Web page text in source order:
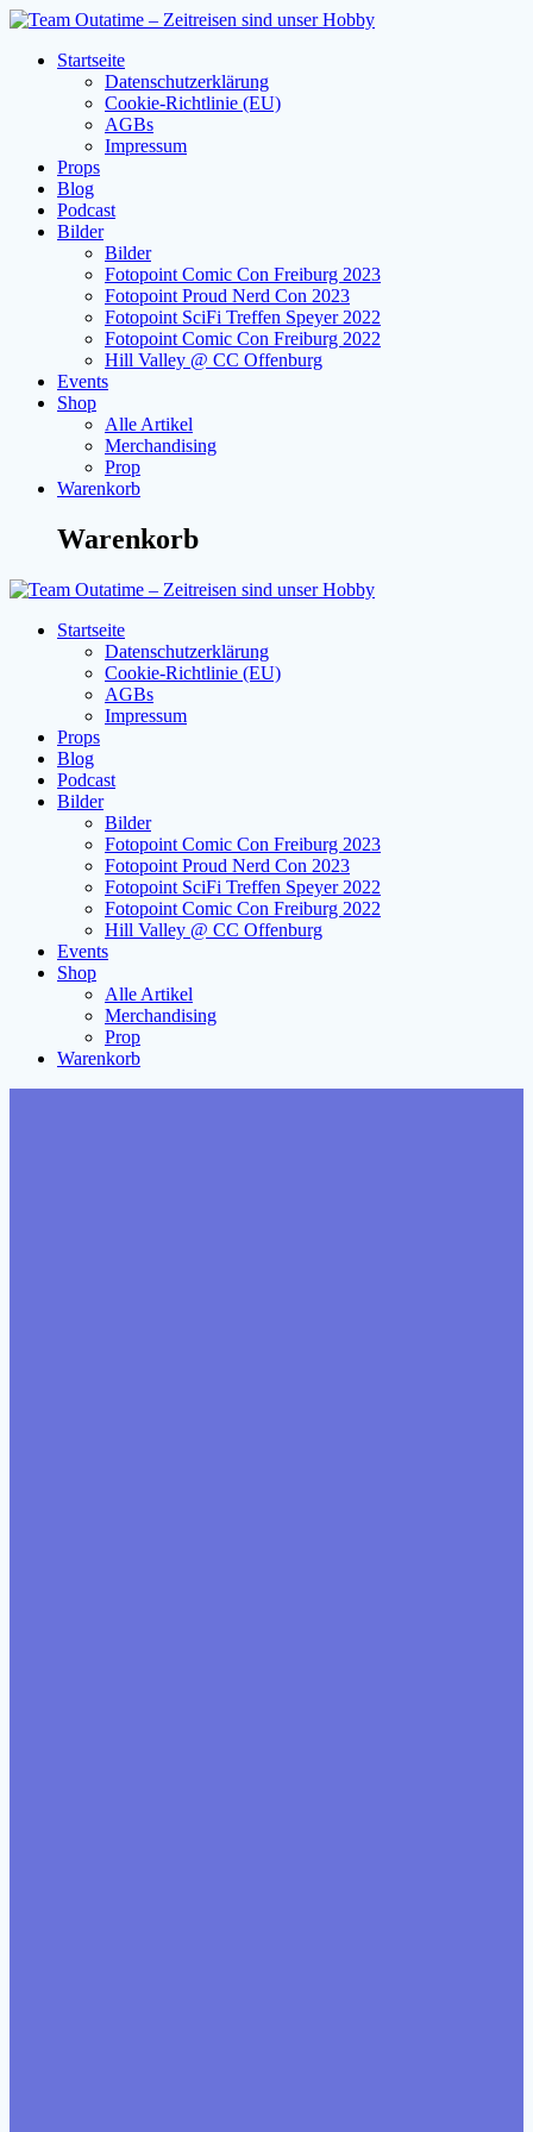
Zum
springenStartseite
Datenschutzerklärung
Cookie-Richtlinie (EU)
AGBs
Impressum
Props
Blog
Podcast
Bilder
Bilder
Fotopoint Comic Con Freiburg 2023
Fotopoint Proud Nerd Con 2023
Fotopoint SciFi Treffen Speyer 2022
Fotopoint Comic Con Freiburg 2022
Hill Valley @ CC Offenburg
Events
Shop
Alle Artikel
Merchandising
Prop
Warenkorb
Warenkorb
Startseite
Datenschutzerklärung
Cookie-Richtlinie (EU)
AGBs
Impressum
Props
Blog
Podcast
Bilder
Bilder
Fotopoint Comic Con Freiburg 2023
Fotopoint Proud Nerd Con 2023
Fotopoint SciFi Treffen Speyer 2022
Fotopoint Comic Con Freiburg 2022
Hill Valley @ CC Offenburg
Events
Shop
Alle Artikel
Merchandising
Prop
Warenkorb